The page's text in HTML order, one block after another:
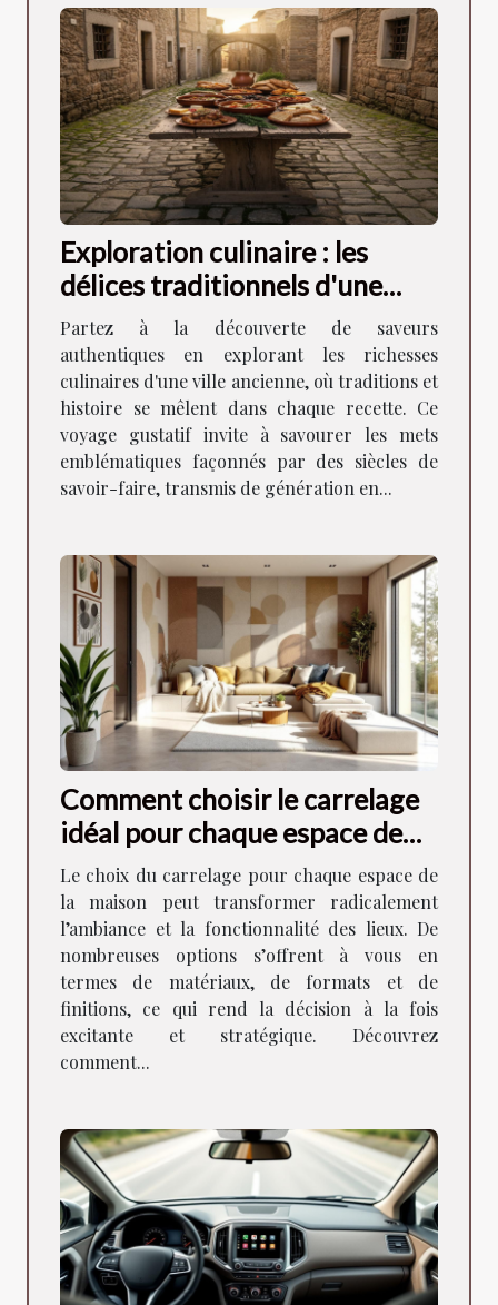
Exploration culinaire : les
délices traditionnels d'une
ancienne ville
Partez à la découverte de saveurs
authentiques en explorant les richesses
culinaires d'une ville ancienne, où traditions et
histoire se mêlent dans chaque recette. Ce
voyage gustatif invite à savourer les mets
emblématiques façonnés par des siècles de
savoir-faire, transmis de génération en...
Comment choisir le carrelage
idéal pour chaque espace de
votre maison ?
Le choix du carrelage pour chaque espace de
la maison peut transformer radicalement
l’ambiance et la fonctionnalité des lieux. De
nombreuses options s’offrent à vous en
termes de matériaux, de formats et de
finitions, ce qui rend la décision à la fois
excitante et stratégique. Découvrez
comment...